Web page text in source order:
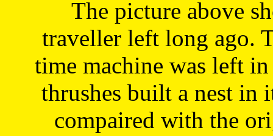
The picture above
traveller left long ago.
time machine was left
thrushes built a nest in
compaired with the